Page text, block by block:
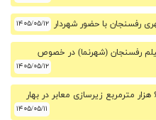
رفسنجان با حضور شهردار ۱۴۰۵/۰۵/۱۲
رفسنجان (شهرنما) در خصوص
۱۴۰۵/۰۵/۱۲
فصل هموارسازی در رفسنجان؛ بیش از ۶۰۰ هزار مترمربع زیرسازی معابر در بهار
۱۴۰۵/۰۵/۱۱